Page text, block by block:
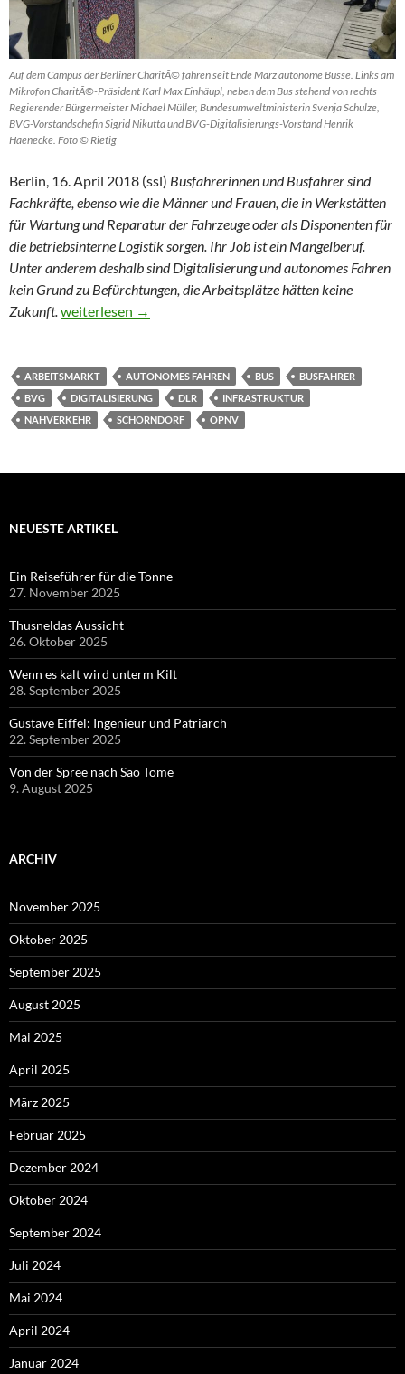
Auf dem Campus der Berliner CharitÃ© fahren seit Ende März autonome Busse. Links am
Mikrofon CharitÃ©-Präsident Karl Max Einhäupl, neben dem Bus stehend von rechts
Regierender Bürgermeister Michael Müller, Bundesumweltministerin Svenja Schulze,
BVG-Vorstandschefin Sigrid Nikutta und BVG-Digitalisierungs-Vorstand Henrik
Haenecke. Foto © Rietig
Berlin, 16. April 2018 (ssl) Busfahrerinnen und Busfahrer sind
Fachkräfte, ebenso wie die Männer und Frauen, die in Werkstätten
für Wartung und Reparatur der Fahrzeuge oder als Disponenten für
die betriebsinterne Logistik sorgen. Ihr Job ist ein Mangelberuf.
Unter anderem deshalb sind Digitalisierung und autonomes Fahren
kein Grund zu Befürchtungen, die Arbeitsplätze hätten keine
Zukunft. Keine Angst vor der Digitalisierung in der Busbranche
weiterlesen →
ARBEITSMARKT AUTONOMES FAHREN BUS
BUSFAHRER
BVG
DIGITALISIERUNG DLR
INFRASTRUKTUR
NAHVERKEHR
SCHORNDORF ÖPNV
NEUESTE ARTIKEL
Ein Reiseführer für die Tonne
27. November 2025
Thusneldas Aussicht
26. Oktober 2025
Wenn es kalt wird unterm Kilt
28. September 2025
Gustave Eiffel: Ingenieur und Patriarch
22. September 2025
Von der Spree nach Sao Tome
9. August 2025
ARCHIV
November 2025
Oktober 2025
September 2025
August 2025
Mai 2025
April 2025
März 2025
Februar 2025
Dezember 2024
Oktober 2024
September 2024
Juli 2024
Mai 2024
April 2024
Januar 2024